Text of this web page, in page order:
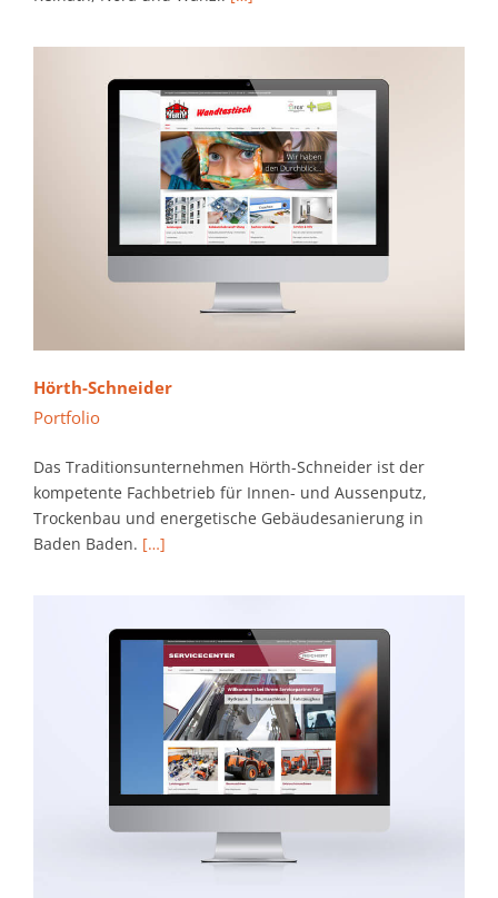
Hörth-Schneider
Portfolio
Das Traditionsunternehmen Hörth-Schneider ist der
kompetente Fachbetrieb für Innen- und Aussenputz,
Trockenbau und energetische Gebäudesanierung in
Baden Baden. […]